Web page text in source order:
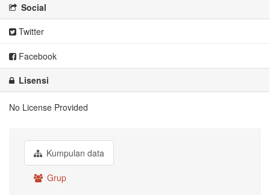
Social
Twitter
Facebook
Lisensi
No License Provided
Kumpulan data
Grup